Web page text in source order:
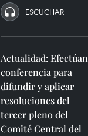
ESCUCHAR
Actualidad: Efectúan
conferencia para
difundir y aplicar
resoluciones del
tercer pleno del
Comité Central del